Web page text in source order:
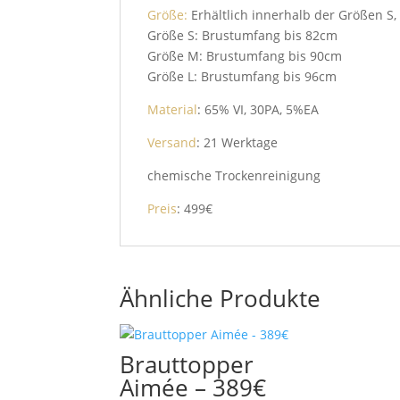
Größe: Erhältlich innerhalb der Größen S,
Größe S: Brustumfang bis 82cm
Größe M: Brustumfang bis 90cm
Größe L: Brustumfang bis 96cm
Material: 65% VI, 30PA, 5%EA
Versand: 21 Werktage
chemische Trockenreinigung
Preis: 499€
Ähnliche Produkte
Brauttopper
Aimée – 389€